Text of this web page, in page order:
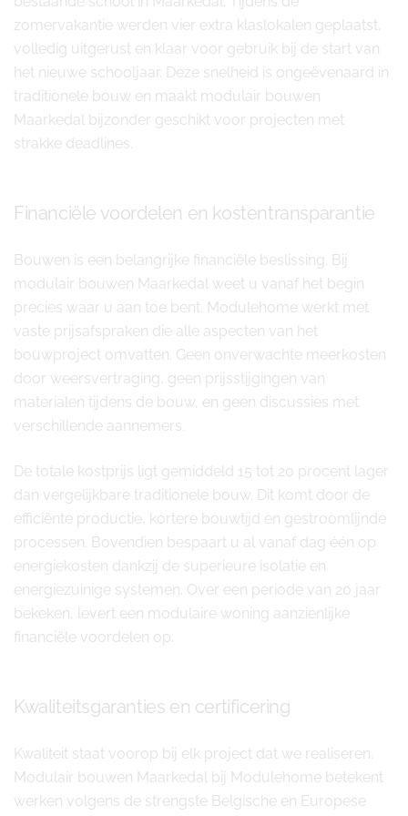
zomervakantie werden vier extra klaslokalen geplaatst,
volledig uitgerust en klaar voor gebruik bij de start van
het nieuwe schooljaar. Deze snelheid is ongeëvenaard in
traditionele bouw en maakt modulair bouwen
Maarkedal bijzonder geschikt voor projecten met
strakke deadlines.
Financiële voordelen en kostentransparantie
Bouwen is een belangrijke financiële beslissing. Bij
modulair bouwen Maarkedal weet u vanaf het begin
precies waar u aan toe bent. Modulehome werkt met
vaste prijsafspraken die alle aspecten van het
bouwproject omvatten. Geen onverwachte meerkosten
door weersvertraging, geen prijsstijgingen van
materialen tijdens de bouw, en geen discussies met
verschillende aannemers.
De totale kostprijs ligt gemiddeld 15 tot 20 procent lager
dan vergelijkbare traditionele bouw. Dit komt door de
efficiënte productie, kortere bouwtijd en gestroomlijnde
processen. Bovendien bespaart u al vanaf dag één op
energiekosten dankzij de superieure isolatie en
energiezuinige systemen. Over een periode van 20 jaar
bekeken, levert een modulaire woning aanzienlijke
financiële voordelen op.
Kwaliteitsgaranties en certificering
Kwaliteit staat voorop bij elk project dat we realiseren.
Modulair bouwen Maarkedal bij Modulehome betekent
werken volgens de strengste Belgische en Europese